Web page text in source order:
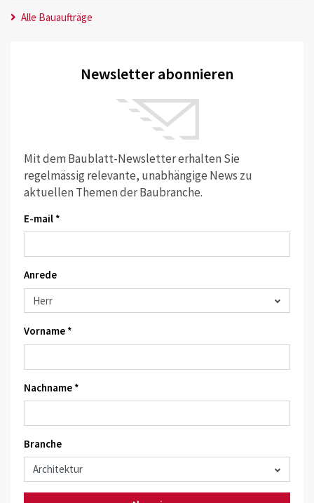
Alle Bauaufträge
Newsletter abonnieren
Mit dem Baublatt-Newsletter erhalten Sie
regelmässig relevante, unabhängige News zu
aktuellen Themen der Baubranche.
E-mail *
Anrede
Vorname *
Nachname *
Branche